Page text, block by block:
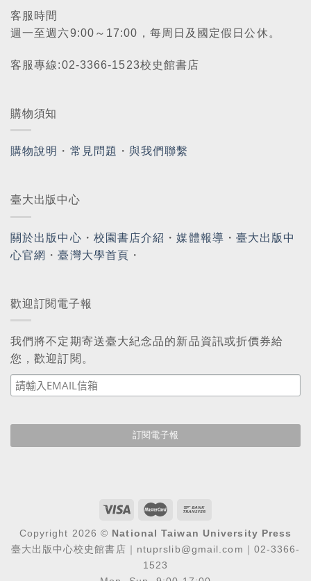
客服時間
週一至週六9:00～17:00，每周日及國定假日公休。
客服專線:02-3366-1523校史館書店
購物須知
購物說明 ・ 常見問題 ・與我們聯繫
臺大出版中心
關於出版中心 ・ 校園書店介紹 ・媒體報導 ・ 臺大出版中
心官網 ・臺灣大學首頁 ・
歡迎訂閱電子報
我們將不定期寄送臺大紀念品的新品資訊或折價券給
您，歡迎訂閱。
Copyright 2026 © National Taiwan University Press
臺大出版中心校史館書店｜ntuprslib@gmail.com｜02-3366-
1523